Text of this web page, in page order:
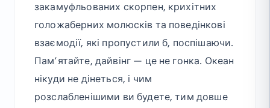
закамуфльованих скорпен, крихітних
голожаберних молюсків та поведінкові
взаємодії, які пропустили б, поспішаючи.
Пам’ятайте, дайвінг — це не гонка. Океан
нікуди не дінеться, і чим
розслабленішими ви будете, тим довше